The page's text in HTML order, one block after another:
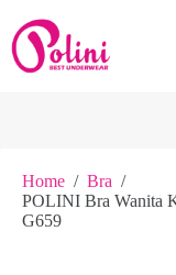
content
Home / Bra /
POLINI Bra Wanita
G659